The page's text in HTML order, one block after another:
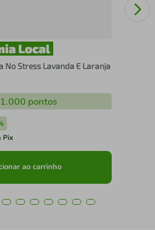
No Stress Lavanda E Laranja
1.000 pontos
Pix
ao carrinho